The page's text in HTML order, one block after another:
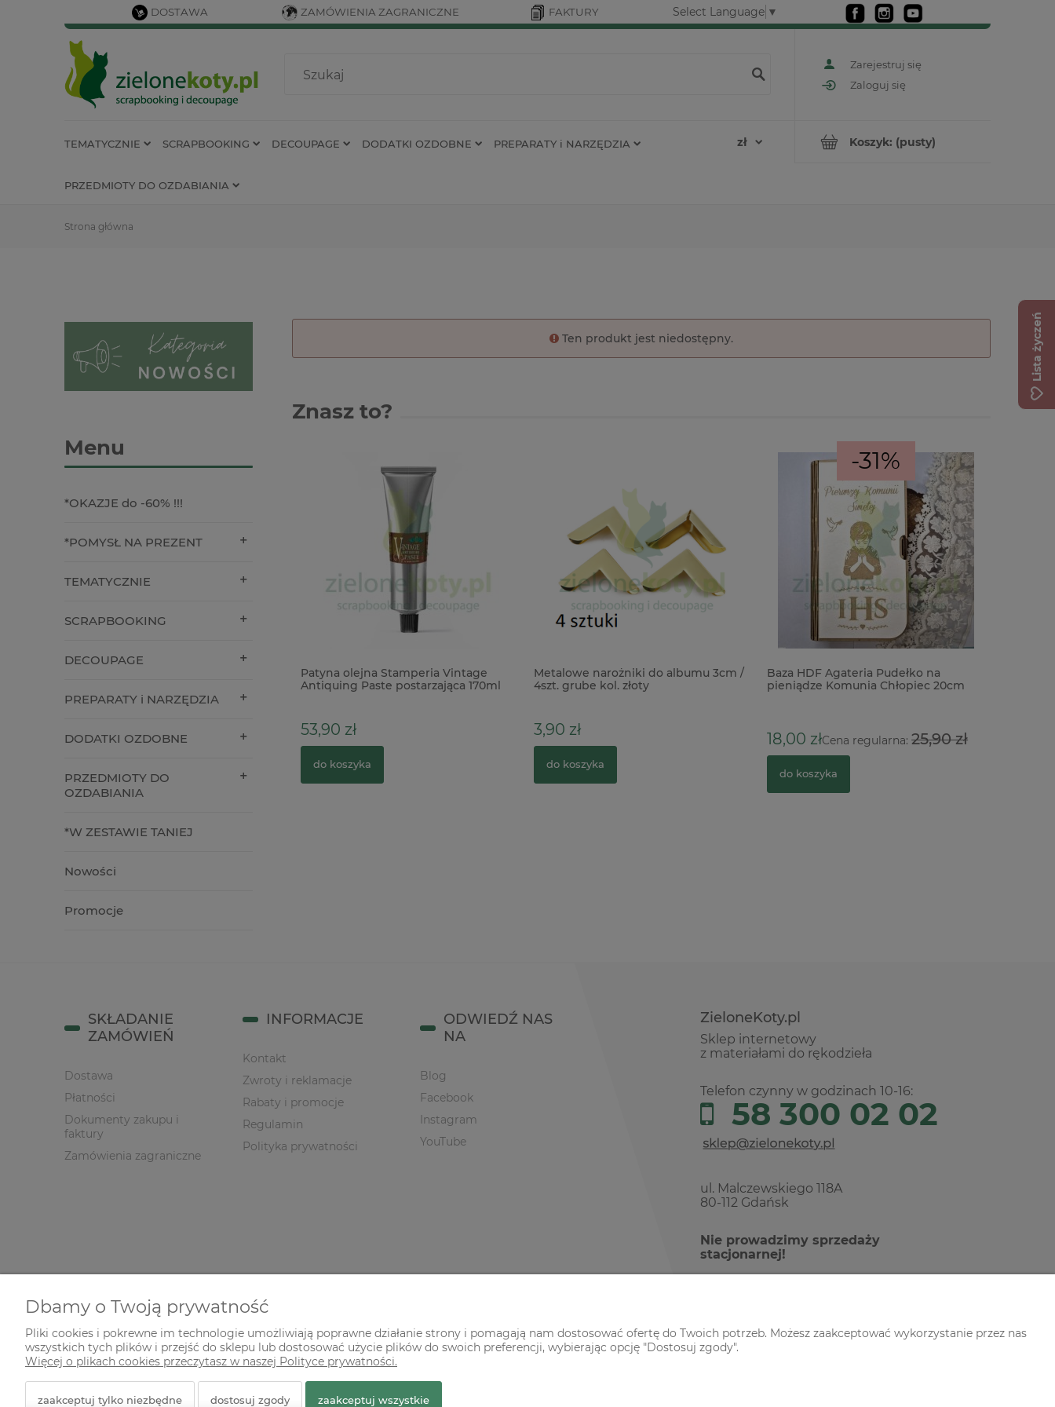
DOSTAWA ZAMÓWIENIA ZAGRANICZNE FAKTURY Select Language ▼
Zarejestruj się
Zaloguj się
Koszyk: (pusty)
TEMATYCZNIE SCRAPBOOKING DECOUPAGE DODATKI OZDOBNE PREPARATY i NARZĘDZIA
PRZEDMIOTY DO OZDABIANIA
Strona główna
Menu
*OKAZJE do -60% !!!
*POMYSŁ NA PREZENT
TEMATYCZNIE
SCRAPBOOKING
DECOUPAGE
PREPARATY i NARZĘDZIA
DODATKI OZDOBNE
PRZEDMIOTY DO
OZDABIANIA
*W ZESTAWIE TANIEJ
Nowości
Promocje
Ten produkt jest niedostępny.
Znasz to?
Patyna olejna Stamperia Vintage
Antiquing Paste postarzająca 170ml
53,90 zł
do koszyka
Metalowe narożniki do albumu 3cm /
4szt. grube kol. złoty
3,90 zł
do koszyka
-31%
Baza HDF Agateria Pudełko na
pieniądze Komunia Chłopiec 20cm
18,00 złCena regularna:25,90 zł
do koszyka
ZieloneKoty.pl
Sklep internetowy
z materiałami do rękodzieła
Telefon czynny w godzinach 10-16:
58 300 02 02
ul. Malczewskiego 118A
80-112 Gdańsk
Nie prowadzimy sprzedaży
stacjonarnej!
SKŁADANIE
ZAMÓWIEŃ
Dostawa
Płatności
Dokumenty zakupu i
faktury
Zamówienia zagraniczne
INFORMACJE
Kontakt
Zwroty i reklamacje
Rabaty i promocje
Regulamin
Polityka prywatności
ODWIEDŹ NAS
NA
Blog
Facebook
Instagram
YouTube
© 2026 zielonekoty.pl. Wszelkie prawa zastrzeżone.
Dbamy o Twoją prywatność
Pliki cookies i pokrewne im technologie umożliwiają poprawne działanie strony i pomagają nam dostosować ofertę do Twoich potrzeb. Możesz zaakceptować wykorzystanie przez nas
wszystkich tych plików i przejść do sklepu lub dostosować użycie plików do swoich preferencji, wybierając opcję "Dostosuj zgody".
Więcej o plikach cookies przeczytasz w naszej Polityce prywatności.
zaakceptuj tylko niezbędne dostosuj zgody zaakceptuj wszystkie
Lista życzeń